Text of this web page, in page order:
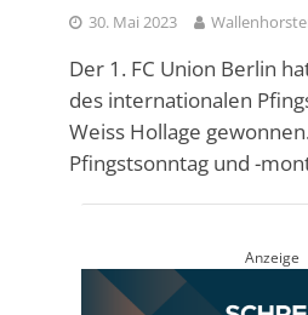
30. Mai 2023
Der 1. FC Union Berlin
des internationalen
Weiss Hollage
Pfingstsonntag und -
Anzeige